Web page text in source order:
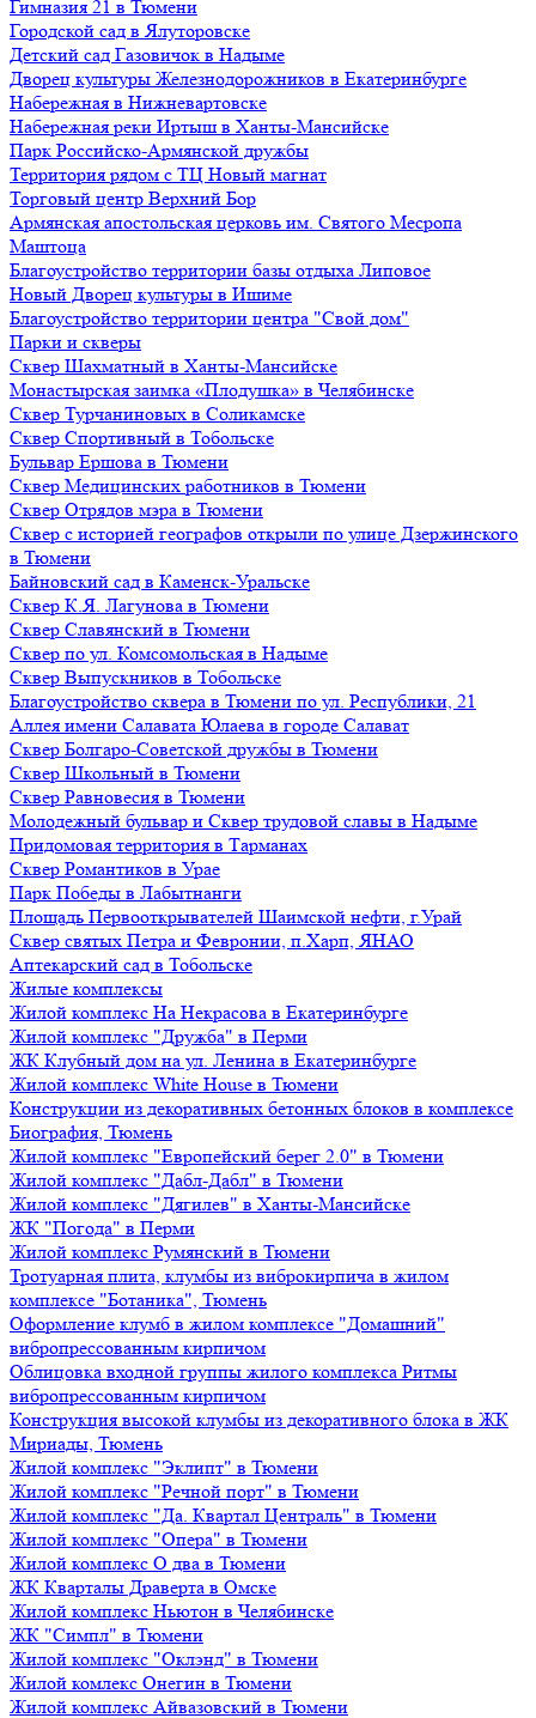
Гимназия 21 в Тюмени
Городской сад в Ялуторовске
Детский сад Газовичок в Надыме
Дворец культуры Железнодорожников в Екатеринбурге
Набережная в Нижневартовске
Набережная реки Иртыш в Ханты-Мансийске
Парк Российско-Армянской дружбы
Территория рядом с ТЦ Новый магнат
Торговый центр Верхний Бор
Армянская апостольская церковь им. Святого Месропа
Маштоца
Благоустройство территории базы отдыха Липовое
Нoвый Двoрeц культуры в Ишимe
Благоустройство территории центра "Свой дом"
Парки и скверы
Сквер Шахматный в Ханты-Мансийске
Монастырская заимка «Плодушка» в Челябинске
Сквер Турчаниновых в Соликамске
Сквер Спортивный в Тобольске
Бульвар Ершова в Тюмени
Сквер Медицинских работников в Тюмени
Сквер Отрядов мэра в Тюмени
Сквер с историей географов открыли по улице Дзержинского
в Тюмени
Байновский сад в Каменск-Уральске
Сквер К.Я. Лагунова в Тюмени
Сквер Славянский в Тюмени
Сквер по ул. Комсомольская в Надыме
Сквер Выпускников в Тобольске
Благоустройство сквера в Тюмени по ул. Республики, 21
Аллея имени Салавата Юлаева в городе Салават
Сквер Болгаро-Советской дружбы в Тюмени
Сквер Школьный в Тюмени
Сквер Равновесия в Тюмени
Молодежный бульвар и Сквер трудовой славы в Надыме
Придомовая территория в Тарманах
Сквер Романтиков в Урае
Парк Победы в Лабытнанги
Площадь Первооткрывателей Шаимской нефти, г.Урай
Сквер святых Петра и Февронии, п.Харп, ЯНАО
Аптекарский сад в Тобольске
Жилые комплексы
Жилой комплекс На Некрасова в Екатеринбурге
Жилой комплекс "Дружба" в Перми
ЖК Клубный дом на ул. Ленина в Екатеринбурге
Жилой комплекс White House в Тюмени
Конструкции из декоративных бетонных блоков в комплексе
Биография, Тюмень
Жилой комплекс "Европейский берег 2.0" в Тюмени
Жилой комплекс "Дабл-Дабл" в Тюмени
Жилой комплекс "Дягилев" в Ханты-Мансийске
ЖК "Погода" в Перми
Жилой комплекс Румянский в Тюмени
Тротуарная плита, клумбы из виброкирпича в жилом
комплексе "Ботаника", Тюмень
Оформление клумб в жилом комплексе "Домашний"
вибропрессованным кирпичом
Облицовка входной группы жилого комплекса Ритмы
вибропрессованным кирпичом
Конструкция высокой клумбы из декоративного блока в ЖК
Мириады, Тюмень
Жилой комплекс "Эклипт" в Тюмени
Жилой комплекс "Речной порт" в Тюмени
Жилой комплекс "Да. Квартал Централь" в Тюмени
Жилой комплекс "Опера" в Тюмени
Жилой комплекс О два в Тюмени
ЖК Кварталы Драверта в Омске
Жилой комплекс Ньютон в Челябинске
ЖК "Симпл" в Тюмени
Жилой комплекс "Оклэнд" в Тюмени
Жилой комлекс Онегин в Тюмени
Жилой комплекс Айвазовский в Тюмени